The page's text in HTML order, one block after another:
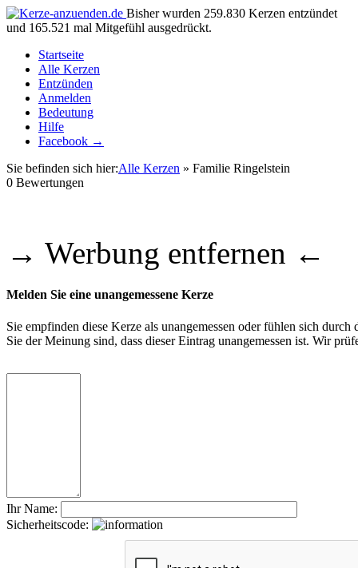
Bisher wurden 259.830 Kerzen entzündet
und 165.521 mal Mitgefühl ausgedrückt.
Startseite
Alle Kerzen
Entzünden
Anmelden
Bedeutung
Hilfe
Facebook →
Sie befinden sich hier:Alle Kerzen » Familie Ringelstein
0 Bewertungen
→ Werbung entfernen ←
Melden Sie eine unangemessene Kerze
Sie empfinden diese Kerze als unangemessen oder fühlen sich
Sie der Meinung sind, dass dieser Eintrag unangemessen ist. Wir
Ihr Name:
Sicherheitscode: